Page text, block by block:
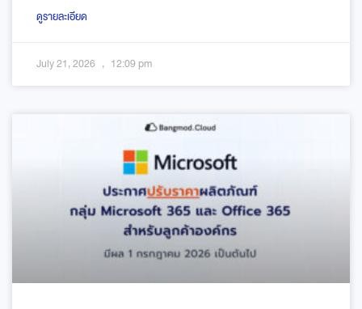
ดูรายละเอียด
July 21, 2026 12:09 pm